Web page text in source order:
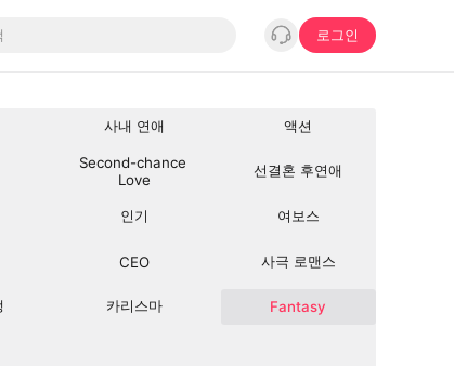
로그인
사내 연애 액션
Second-chance
Love
선결혼 후연애
인기 여보스
CEO 사극 로맨스
카리스마 Fantasy